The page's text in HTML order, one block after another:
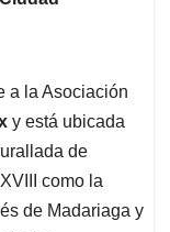
a la Asociación
y está ubicada
de
como la
de Madariaga y